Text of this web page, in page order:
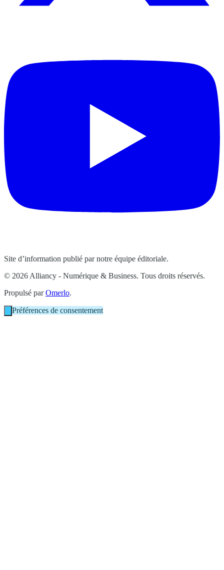
Site d’information publié par notre équipe éditoriale.
© 2026 Alliancy - Numérique & Business. Tous droits réservés.
Propulsé parOmerlo.
Préférences de consentement